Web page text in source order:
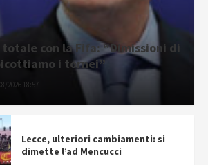
totale con la Fifa: “Dimissioni di
i tornei”
2026 18:57
Lecce, ulteriori cambiamenti: si
dimette l’ad Mencucci